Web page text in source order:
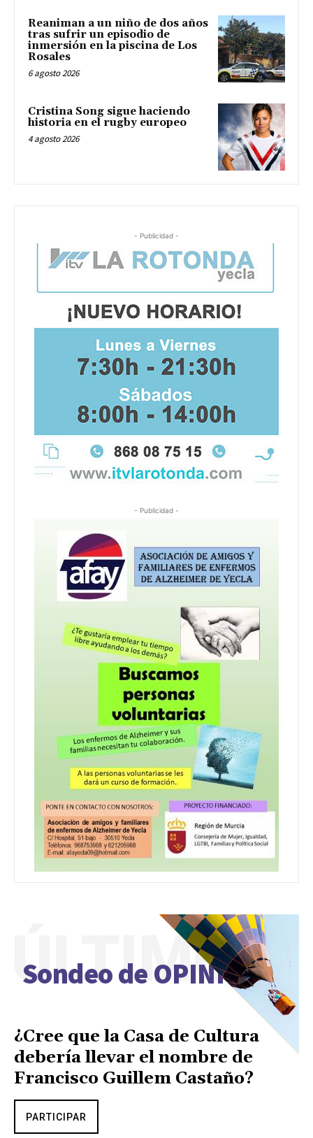
Reaniman a un niño de dos años
tras sufrir un episodio de
inmersión en la piscina de Los
Rosales
6 agosto 2026
Cristina Song sigue haciendo
historia en el rugby europeo
4 agosto 2026
- Publicidad -
- Publicidad -
Sondeo de OPINIÓN
ÚLTIMO
¿Cree que la Casa de Cultura
debería llevar el nombre de
Francisco Guillem Castaño?
PARTICIPAR